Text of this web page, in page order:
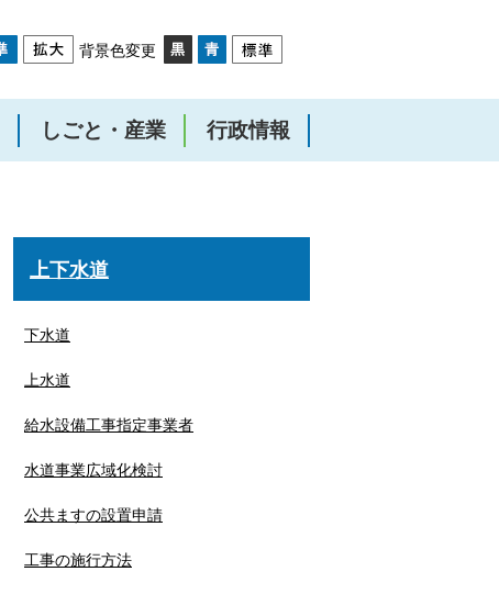
背景色変更
しごと・産業 行政情報
上下水道
下水道
上水道
給水設備工事指定事業者
水道事業広域化検討
公共ますの設置申請
工事の施行方法